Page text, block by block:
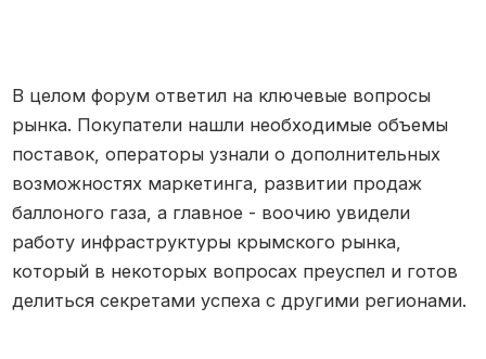
В целом форум ответил на ключевые вопросы
рынка. Покупатели нашли необходимые объемы
поставок, операторы узнали о дополнительных
возможностях маркетинга, развитии продаж
баллоного газа, а главное - воочию увидели
работу инфраструктуры крымского рынка,
который в некоторых вопросах преуспел и готов
делиться секретами успеха с другими регионами.